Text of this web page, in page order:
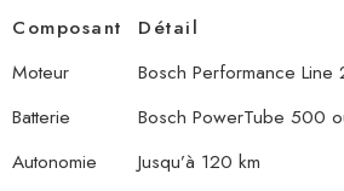
Composant
Détail
Moteur
Bosch Performance
Batterie
Bosch PowerTube 500
Autonomie
Jusqu’à 120 km